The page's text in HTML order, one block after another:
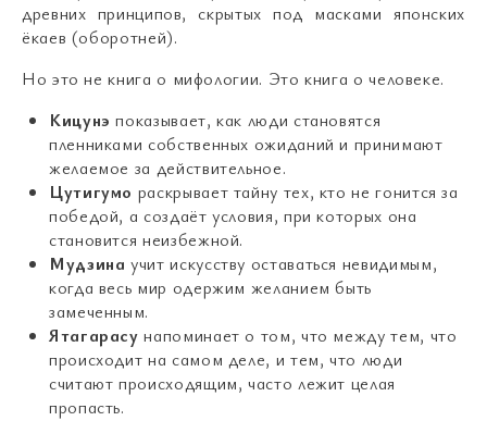
древних принципов, скрытых под масками японских
ёкаев (оборотней).
Но это не книга о мифологии. Это книга о человеке.
Кицунэ показывает, как люди становятся
пленниками собственных ожиданий и принимают
желаемое за действительное.
Цутигумо раскрывает тайну тех, кто не гонится за
победой, а создаёт условия, при которых она
становится неизбежной.
Мудзина учит искусству оставаться невидимым,
когда весь мир одержим желанием быть
замеченным.
Ятагарасу напоминает о том, что между тем, что
происходит на самом деле, и тем, что люди
считают происходящим, часто лежит целая
пропасть.